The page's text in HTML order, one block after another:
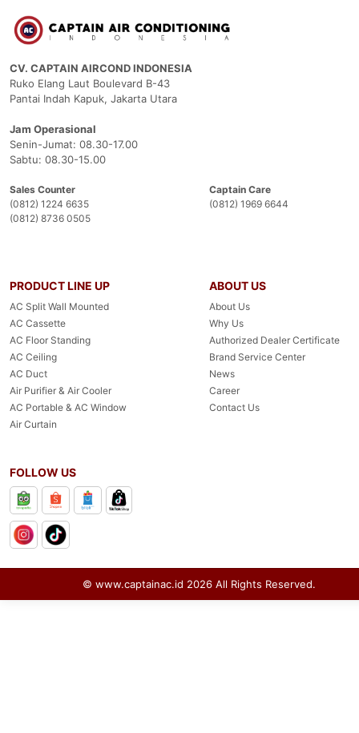
CV. CAPTAIN AIRCOND INDONESIA
Ruko Elang Laut Boulevard B-43
Pantai Indah Kapuk, Jakarta Utara
Jam Operasional
Senin-Jumat: 08.30-17.00
Sabtu: 08.30-15.00
Sales Counter
(0812) 1224 6635
(0812) 8736 0505
Captain Care
(0812) 1969 6644
PRODUCT LINE UP
AC Split Wall Mounted
AC Cassette
AC Floor Standing
AC Ceiling
AC Duct
Air Purifier & Air Cooler
AC Portable & AC Window
Air Curtain
ABOUT US
About Us
Why Us
Authorized Dealer Certificate
Brand Service Center
News
Career
Contact Us
FOLLOW US
© www.captainac.id 2026 All Rights Reserved.